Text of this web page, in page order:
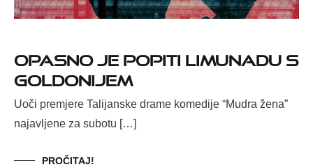
Opasno je popiti Limunadu s
Goldonijem
Uoči premjere Talijanske drame komedije “Mudra žena”
najavljene za subotu […]
PROČITAJ!